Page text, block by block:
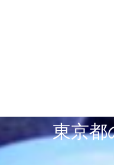
東京都